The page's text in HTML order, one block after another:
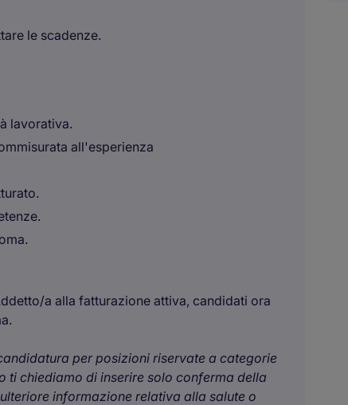
le scadenze.
lavorativa.
all'esperienza
a alla fatturazione attiva, candidati ora
per posizioni riservate a categorie
ti chiediamo di inserire solo conferma della
informazione relativa alla salute o